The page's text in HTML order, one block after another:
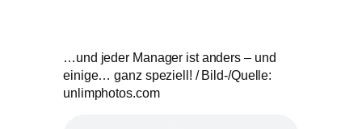
…und jeder Manager ist anders – und
einige… ganz speziell! / Bild-/Quelle:
unlimphotos.com